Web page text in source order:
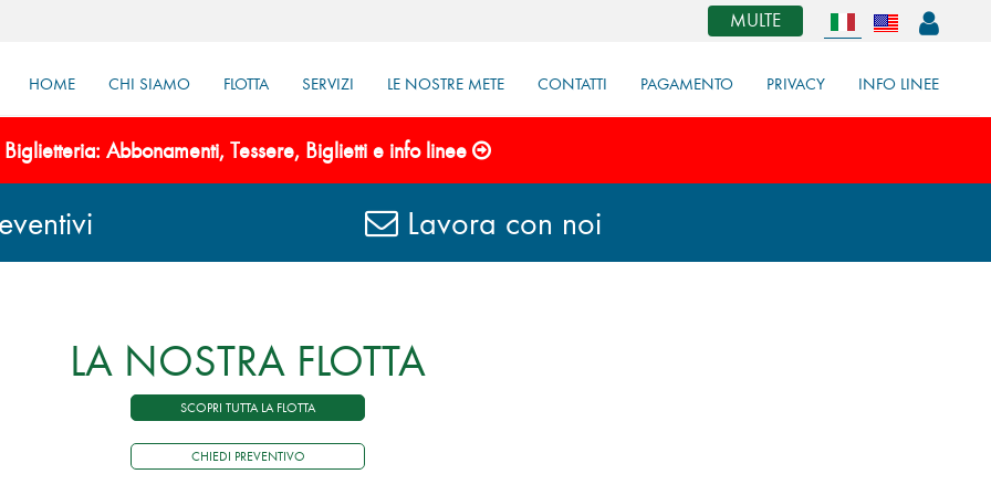
MULTE
HOME CHI SIAMO FLOTTA SERVIZI LE NOSTRE METE CONTATTI PAGAMENTO PRIVACY INFO LINEE
Biglietteria: Abbonamenti, Tessere, Biglietti e info linee
Lavora con noi
LA NOSTRA FLOTTA
SCOPRI TUTTA LA FLOTTA
CHIEDI PREVENTIVO